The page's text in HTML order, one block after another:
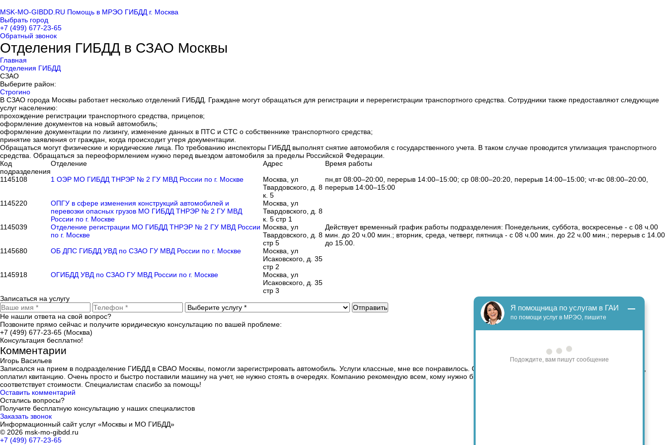
MSK-MO-GIBDD.RU Помощь в МРЭО ГИБДД г. Москва
Выбрать город
+7 (499) 677-23-65
Обратный звонок
Отделения ГИБДД в СЗАО Москвы
Главная
Отделения ГИБДД
СЗАО
Выберите район:
Строгино
В СЗАО города Москвы работает несколько отделений ГИБДД. Граждане могут обращаться для регистрации и перерегистрации транспортного средства. Сотрудники также предоставляют следующие
услуг населению:
прохождение регистрации транспортного средства, прицепов;
оформление документов на новый автомобиль;
оформление документации по лизингу, изменение данных в ПТС и СТС о собственнике транспортного средства;
принятие заявления от граждан, когда происходит утеря документации.
Обращаться могут физические и юридические лица. По требованию инспекторы ГИБДД выполнят снятие автомобиля с государственного учета. В таком случае проводится утилизация транспортного
средства. Обращаться за переоформлением нужно перед выездом автомобиля за пределы Российской Федерации.
Код
подразделения
Отделение Адрес
Время работы
1145108
1 ОЭР МО ГИБДД ТНРЭР № 2 ГУ МВД России по г. Москве
Москва, ул
Твардовского, д. 8
к. 5
пн,вт 08:00–20:00, перерыв 14:00–15:00; ср 08:00–20:20, перерыв 14:00–15:00; чт-вс 08:00–20:00,
перерыв 14:00–15:00
1145220
ОПГУ в сфере изменения конструкций автомобилей и
перевозки опасных грузов МО ГИБДД ТНРЭР № 2 ГУ МВД
России по г. Москве
Москва, ул
Твардовского, д. 8
к. 5 стр 1
1145039
Отделение регистрации МО ГИБДД ТНРЭР № 2 ГУ МВД России
по г. Москве
Москва, ул
Твардовского, д. 8
стр 5
Действует временный график работы подразделения: Понедельник, суббота, воскресенье - с 08 ч.00
мин. до 20 ч.00 мин.; вторник, среда, четверг, пятница - с 08 ч.00 мин. до 22 ч.00 мин.; перерыв с 14.00
до 15.00.
1145680
ОБ ДПС ГИБДД УВД по СЗАО ГУ МВД России по г. Москве
Москва, ул
Исаковского, д. 35
стр 2
1145918
ОГИБДД УВД по СЗАО ГУ МВД России по г. Москве
Москва, ул
Исаковского, д. 35
стр 3
Записаться на услугу
Отправить
Не нашли ответа на свой вопрос?
Позвоните прямо сейчас и получите юридическую консультацию по вашей проблеме:
+7 (499) 677-23-65 (Москва)
Консультация бесплатно!
Комментарии
Игорь Васильев
Записался на прием в подразделение ГИБДД в СВАО Москвы, помогли зарегистрировать автомобиль. Услуги классные, мне все понравилось. Специалист встретил в отделении, подал заявление,
оплатил квитанцию. Очень просто и быстро поставили машину на учет, не нужно стоять в очередях. Компанию рекомендую всем, кому нужно быстро поставить машину на учет. Качество услуги
соответствует стоимости. Специалистам спасибо за помощь!
Оставить комментарий
Остались вопросы?
Получите бесплатную консультацию у наших специалистов
Заказать звонок
Информационный сайт услуг «Москвы и МО ГИБДД»
© 2026 msk-mo-gibdd.ru
+7 (499) 677-23-65
Я помощница по услугам в ГАИ
по помощи услуг в МРЭО, пишите
Подождите, вам пишут сообщение